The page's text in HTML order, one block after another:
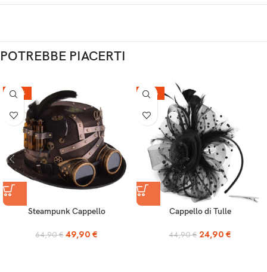
POTREBBE PIACERTI
-23%
Steampunk Cappello
64,90€ 49,90€
-45%
Cappello di Tulle
44,90€ 24,90€